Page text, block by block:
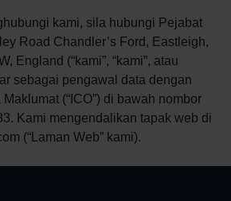
kami, sila hubungi Pejabat
Road Chandler’s Ford, Eastleigh,
England (“kami”, “kami”, atau
sebagai pengawal data dengan
(“ICO”) di bawah nombor
Kami mengendalikan tapak web di
(“Laman Web” kami).